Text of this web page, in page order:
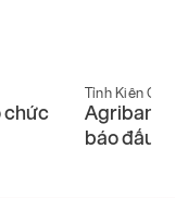
chức
Tỉnh Kiên
Agribank
báo đấu